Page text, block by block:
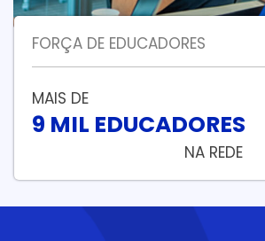
FORÇA DE EDUCADORES
MAIS DE
9 MIL EDUCADORES
NA REDE